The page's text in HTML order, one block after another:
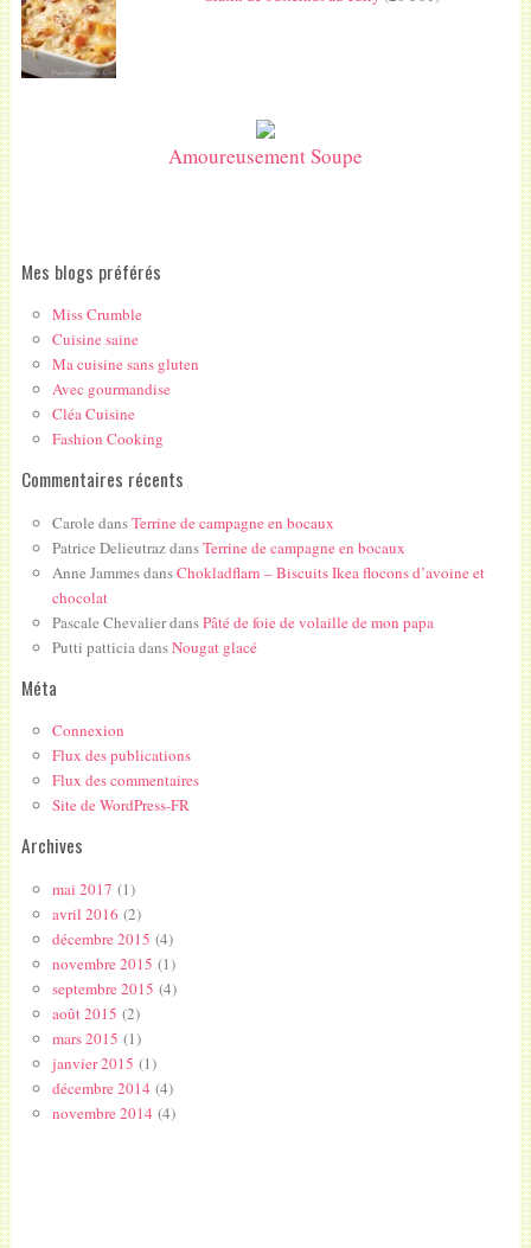
Amoureusement Soupe
Mes blogs préférés
Miss Crumble
Cuisine saine
Ma cuisine sans gluten
Avec gourmandise
Cléa Cuisine
Fashion Cooking
Commentaires récents
Carole dansTerrine de campagne en bocaux
Patrice DelieutrazdansTerrine de campagne en bocaux
Anne JammesdansChokladflarn – Biscuits Ikea flocons d’avoine et
chocolat
Pascale ChevalierdansPâté de foie de volaille de mon papa
Putti patticiadansNougat glacé
Méta
Connexion
Flux des publications
Flux des commentaires
Site de WordPress-FR
Archives
mai 2017 (1)
avril 2016 (2)
décembre 2015 (4)
novembre 2015 (1)
septembre 2015 (4)
août 2015 (2)
mars 2015 (1)
janvier 2015 (1)
décembre 2014(4)
novembre 2014(4)